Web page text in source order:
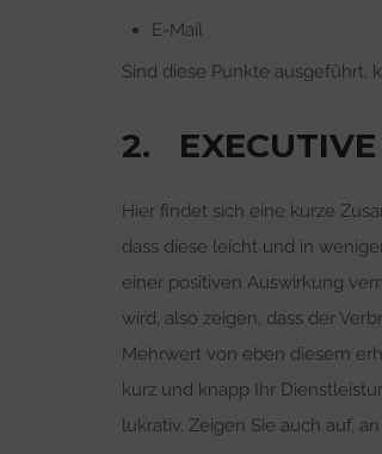
E-Mail
Sind diese Punkte ausgeführt,
2. EXECUTIVE
Hier findet sich eine kurze
dass diese leicht und in
einer positiven Auswirkung
wird, also zeigen, dass der
Mehrwert von eben diesem
kurz und knapp Ihr
lukrativ. Zeigen Sie auch auf,